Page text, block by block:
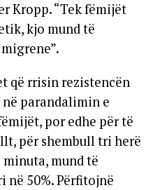
Kropp. “Tek fëmijët
kjo mund të
që rrisin rezistencën
parandalimin e
por edhe për të
për shembull tri herë
minuta, mund të
50%. Përfitojnë